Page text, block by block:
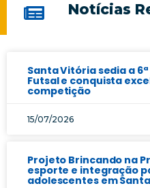
Notícias
Santa Vitória sedia a
Futsal e conquista
competição
15/07/2026
Projeto Brincando na
esporte e integração
adolescentes em